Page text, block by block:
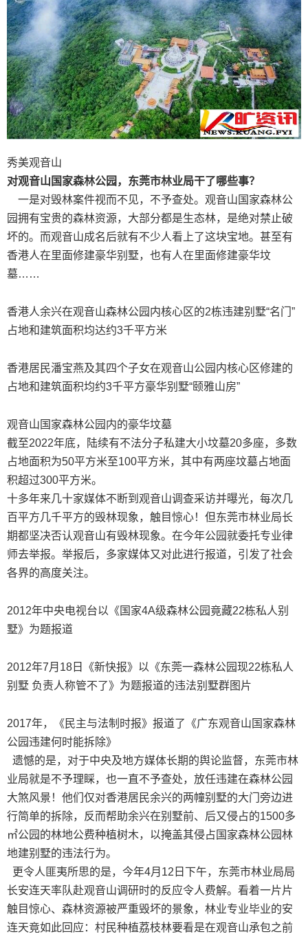
秀美观音山
对观音山国家森林公园，东莞市林业局干了哪些事？
一是对毁林案件视而不见，不予查处。观音山国家森林公
园拥有宝贵的森林资源，大部分都是生态林，是绝对禁止破
坏的。而观音山成名后就有不少人看上了这块宝地。甚至有
香港人在里面修建豪华别墅，也有人在里面修建豪华坟
墓……
香港人余兴在观音山森林公园内核心区的2栋违建别墅“名门”
占地和建筑面积均达约3千平方米
香港居民潘宝燕及其四个子女在观音山公园内核心区修建的
占地和建筑面积均约3千平方豪华别墅“颐雅山房”
观音山国家森林公园内的豪华坟墓
截至2022年底，陆续有不法分子私建大小坟墓20多座，多数
占地面积为50平方米至100平方米，其中有两座坟墓占地面
积超过300平方米。
十多年来几十家媒体不断到观音山调查采访并曝光，每次几
百平方几千平方的毁林现象，触目惊心！但东莞市林业局长
期都坚决否认观音山有毁林现象。在今年公园就委托专业律
师去举报。举报后，多家媒体又对此进行报道，引发了社会
各界的高度关注。
2012年中央电视台以《国家4A级森林公园竟藏22栋私人别
墅》为题报道
2012年7月18日《新快报》以《东莞一森林公园现22栋私人
别墅 负责人称管不了》为题报道的违法别墅群图片
2017年，《民主与法制时报》报道了《广东观音山国家森林
公园违建何时能拆除》
遗憾的是，对于中央及地方媒体长期的舆论监督，东莞市林
业局就是不予理睬，也一直不予查处，放任违建在森林公园
大煞风景！他们仅对香港居民余兴的两幢别墅的大门旁边进
行简单的拆除，反而帮助余兴在别墅前、后又侵占的1500多
㎡公园的林地公费种植树木，以掩盖其侵占国家森林公园林
地建别墅的违法行为。
更令人匪夷所思的是，今年4月12日下午，东莞市林业局局
长安连天率队赴观音山调研时的反应令人费解。看着一片片
触目惊心、森林资源被严重毁坏的景象，林业专业毕业的安
连天竟如此回应：村民种植荔枝林要看是在观音山承包之前